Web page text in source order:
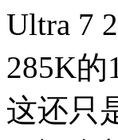
Ultra 7
285K的
这还只